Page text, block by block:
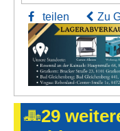
teilen Zu
29